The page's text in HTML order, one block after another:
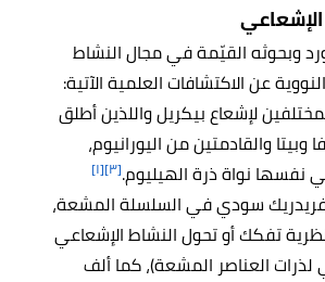
وبحوثه القيّمة في مجال النشاط
عن الاكتشافات العلمية الآتية:
لإشعاع بيكريل واللذين أطلق
والقادمتين من اليورانيوم،
نفسها نواة ذرة الهيليوم.[٣] [١]
سودي في السلسلة المشعة،
تفكك أو تحول النشاط الإشعاعي
لذرات العناصر المشعة)، كما ألف